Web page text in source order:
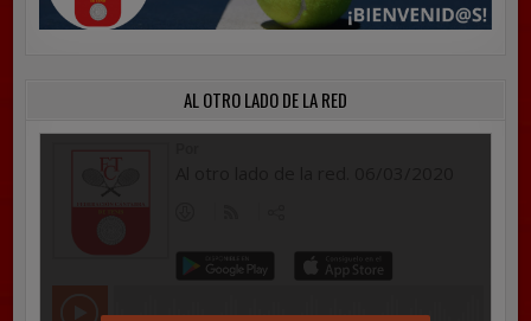
AL OTRO LADO DE LA RED